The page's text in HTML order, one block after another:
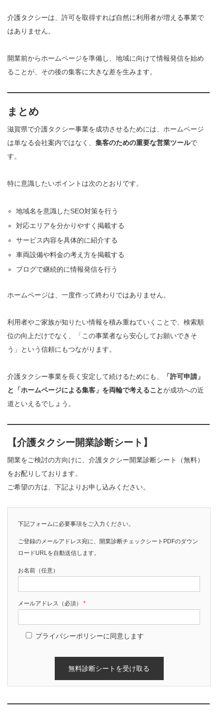
介護タクシーは、許可を取得すれば自然に利用者が増える事業で
はありません。
開業前からホームページを準備し、地域に向けて情報発信を始め
ることが、その後の集客に大きな差を生みます。
まとめ
滋賀県で介護タクシー事業を成功させるためには、ホームページ
は単なる会社案内ではなく、 集客のための重要な営業ツールで
す。
特に意識したいポイントは次のとおりです。
地域名を意識したSEO対策を行う
対応エリアを分かりやすく掲載する
サービス内容を具体的に紹介する
車両設備や料金の考え方を掲載する
ブログで継続的に情報発信を行う
ホームページは、一度作って終わりではありません。
利用者やご家族が知りたい情報を積み重ねていくことで、検索順
位の向上だけでなく、「この事業者なら安心してお願いできそ
う」という信頼にもつながります。
介護タクシー事業を長く安定して続けるためにも、
「許可申請」
と「ホームページによる集客」を両輪で考えることが成功への近
道といえるでしょう。
【介護タクシー開業診断シート】
開業をご検討の方向けに、介護タクシー開業診断シート（無料）
をお配りしております。
ご希望の方は、下記よりお申し込みください。
下記フォームに必要事項をご入力ください。
ご登録のメールアドレス宛に、開業診断チェックシートPDFのダウン
ロードURLを自動送信します。
お名前（任意）
メールアドレス（必須） *
プライバシーポリシーに同意します